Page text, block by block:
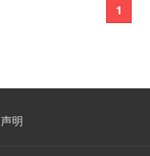
1
声明